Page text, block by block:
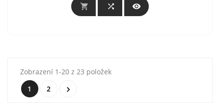
  
Zobrazení 1-20 z 23 položek
1
2 